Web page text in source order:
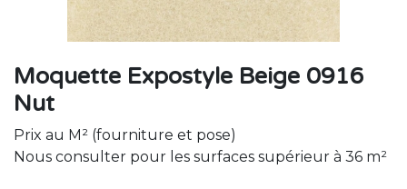
Moquette Expostyle Beige 0916
Nut
Prix au M² (fourniture et pose)
Nous consulter pour les surfaces supérieur à 36 m²